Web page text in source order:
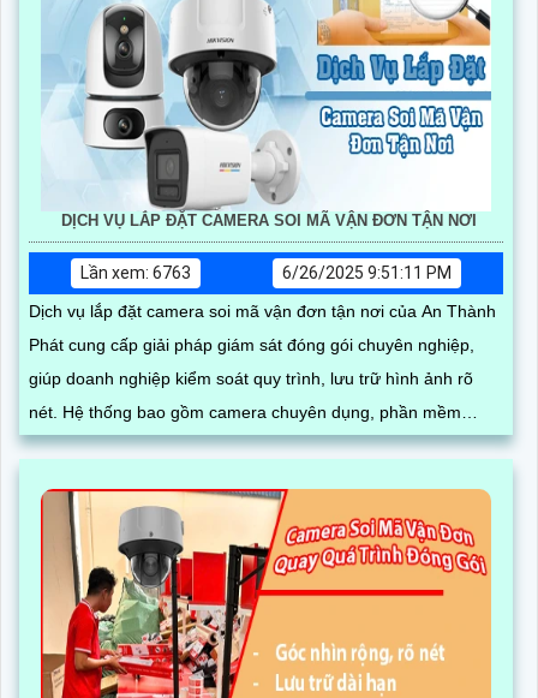
DỊCH VỤ LẮP ĐẶT CAMERA SOI MÃ VẬN ĐƠN TẬN NƠI
Lần xem: 6763
6/26/2025 9:51:11 PM
Dịch vụ lắp đặt camera soi mã vận đơn tận nơi của An Thành
Phát cung cấp giải pháp giám sát đóng gói chuyên nghiệp,
giúp doanh nghiệp kiểm soát quy trình, lưu trữ hình ảnh rõ
nét. Hệ thống bao gồm camera chuyên dụng, phần mềm
quản lý đơn hàng, thiết bị quét mã vạch cùng phụ kiện thi
định và hỗ trợ kỹ thuật tận nơi